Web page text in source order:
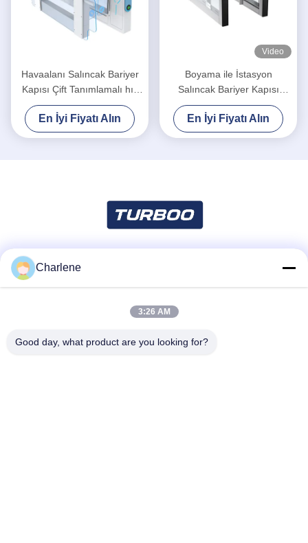
Havaalanı Salıncak Bariyer
Kapısı Çift Tanımlamalı hız
kapısı turnike
En İyi Fiyatı Alın
Video
Boyama ile İstasyon
Salıncak Bariyer Kapısı
Turnike Soğuk Haddeleme
Levhası
En İyi Fiyatı Alın
Charlene
3:26 AM
Good day, what product are you looking for?